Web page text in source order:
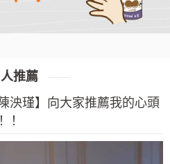
推薦
泱瑾】向大家推薦我的心頭